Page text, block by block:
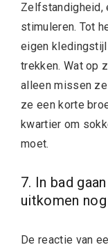
Zelfstandigheid,
stimuleren. Tot
eigen
trekken. Wat op
alleen missen
ze een korte
kwartier om
moet.
7. In bad
uitkomen
De reactie van